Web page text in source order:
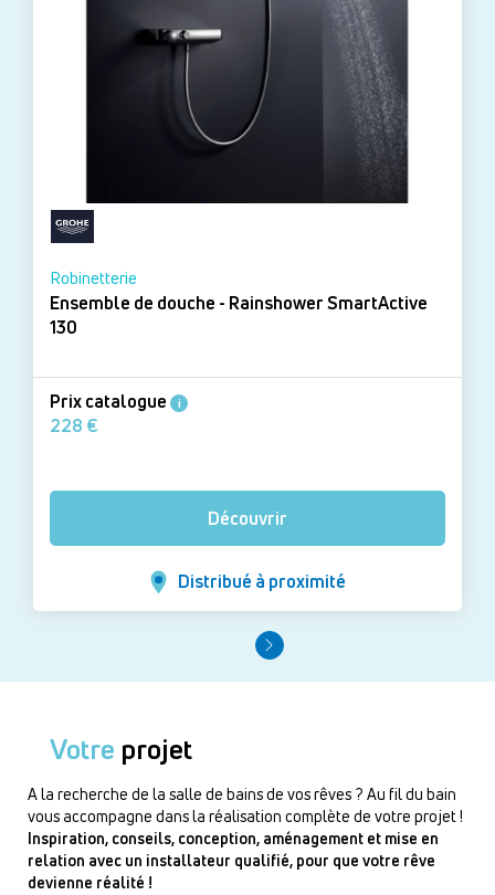
Robinetterie
Ensemble de douche - Rainshower SmartActive
130
Prix catalogue i
228 €
Découvrir
Distribué à proximité
Votre projet
A la recherche de la salle de bains de vos rêves ? Au fil du bain
vous accompagne dans la réalisation complète de votre projet !
Inspiration, conseils, conception, aménagement et mise en
relation avec un installateur qualifié, pour que votre rêve
devienne réalité !